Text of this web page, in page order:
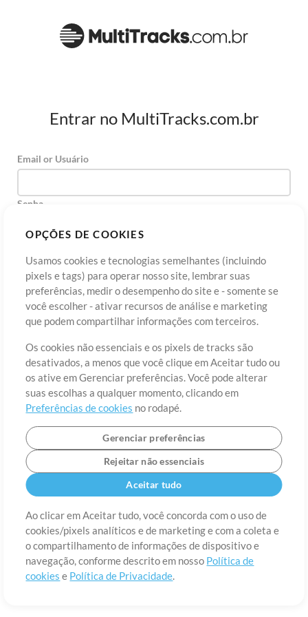
OPÇÕES DE COOKIES
Usamos cookies e tecnologias semelhantes (incluindo
pixels e tags) para operar nosso site, lembrar suas
preferências, medir o desempenho do site e - somente se
você escolher - ativar recursos de análise e marketing
que podem compartilhar informações com terceiros.
Os cookies não essenciais e os pixels de tracks são
desativados, a menos que você clique em Aceitar tudo ou
os ative em Gerenciar preferências. Você pode alterar
suas escolhas a qualquer momento, clicando em
Preferências de cookies no rodapé.
Gerenciar preferências
Rejeitar não essenciais
Aceitar tudo
Ao clicar em Aceitar tudo, você concorda com o uso de
cookies/pixels analíticos e de marketing e com a coleta e
o compartilhamento de informações de dispositivo e
navegação, conforme descrito em nosso Política de
cookies e Política de Privacidade.
Entrar no MultiTracks.com.br
Email or Usuário
Senha
Cadastre-seEsqueceu sua senha?
Termos de Uso Política de Privacidade
Preferências de
Contato
©2006-2026 por MultiTracks LLC. Todos os Direitos Reservados.